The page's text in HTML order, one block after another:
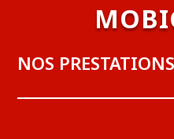
NOS PRESTATIONS